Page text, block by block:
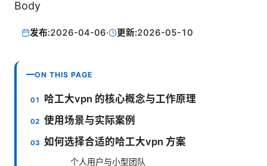
Body
发布:2026-04-06· 更新:2026-05-10
ON THIS PAGE
哈工大vpn 的核心概念与工作原理
使用场景与实际案例
如何选择合适的哈工大vpn 方案
个人用户与小型团队